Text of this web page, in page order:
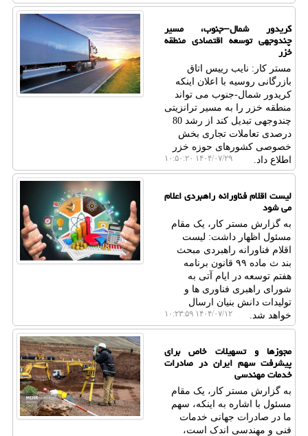
کریدور شمال–جنوب، مسیر
چندوجهی توسعه اقتصادی منطقه
خزر
مستر کار: نایب رییس اتاق
بازرگانی روسیه با اعلان اینکه
کریدور شمال-جنوب می تواند
منطقه خزر را به مسیر ترانزیتی
چندوجهی تبدیل کند از رشد 80
درصدی تعاملات تجاری بخش
خصوصی کشورهای حوزه خزر
اطلاع داد.
۱۴۰۴/۰۷/۲۹ ۱۰:۵۰:۲۰
لیست اقلام فناورانه راهبردی اعلام
می شود
به گزارش مستر کار، یک مقام
مسئول اظهار داشت: لیست
اقلام فناورانه راهبردی مبحث
بند ث ماده ۹۹ قانون برنامه
هفتم توسعه در ایام آتی به
شورای راهبری فناوری ها و
تولیدات دانش بنیان ارسال
خواهد شد.
۱۴۰۴/۰۷/۱۲ ۱۰:۲۳:۵۹
مجوزها و تسهیلات خاص برای
پیشرفت سهم ایران در صادرات
خدمات مهندسی
به گزارش مستر کار، یک مقام
مسئول با اشاره به اینکه، سهم
ما در صادرات جهانی خدمات
فنی و مهندسی اندک است،